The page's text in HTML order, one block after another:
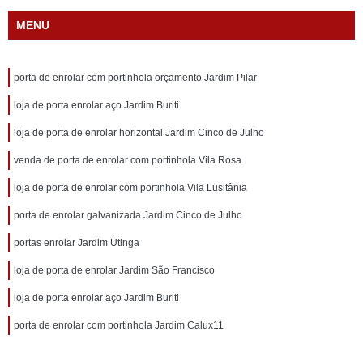
MENU
porta de enrolar com portinhola orçamento Jardim Pilar
loja de porta enrolar aço Jardim Buriti
loja de porta de enrolar horizontal Jardim Cinco de Julho
venda de porta de enrolar com portinhola Vila Rosa
loja de porta de enrolar com portinhola Vila Lusitânia
porta de enrolar galvanizada Jardim Cinco de Julho
portas enrolar Jardim Utinga
loja de porta de enrolar Jardim São Francisco
loja de porta enrolar aço Jardim Buriti
porta de enrolar com portinhola Jardim Calux11